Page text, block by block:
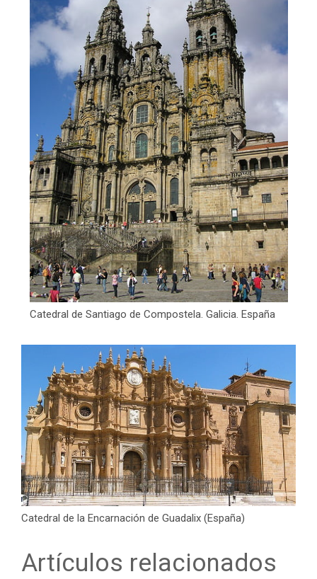
Catedral de Santiago de Compostela. Galicia. España
Catedral de la Encarnación de Guadalix (España)
Artículos relacionados